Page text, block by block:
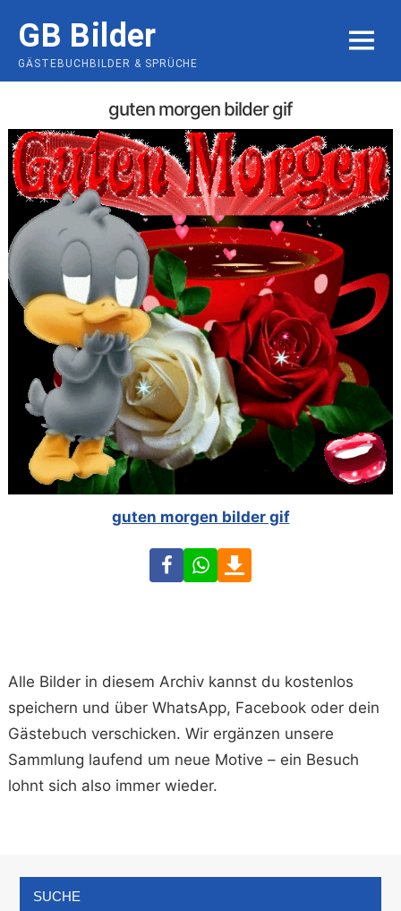
content
GB Bilder
GÄSTEBUCHBILDER & SPRÜCHE
MENU
guten morgen bilder gif
guten morgen bilder gif
FacebookWhatsApp
Alle Bilder in diesem Archiv kannst du kostenlos
speichern und über WhatsApp, Facebook oder dein
Gästebuch verschicken. Wir ergänzen unsere
Sammlung laufend um neue Motive – ein Besuch
lohnt sich also immer wieder.
SUCHE